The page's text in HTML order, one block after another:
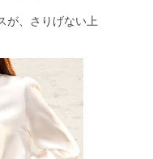
が、さりげない上